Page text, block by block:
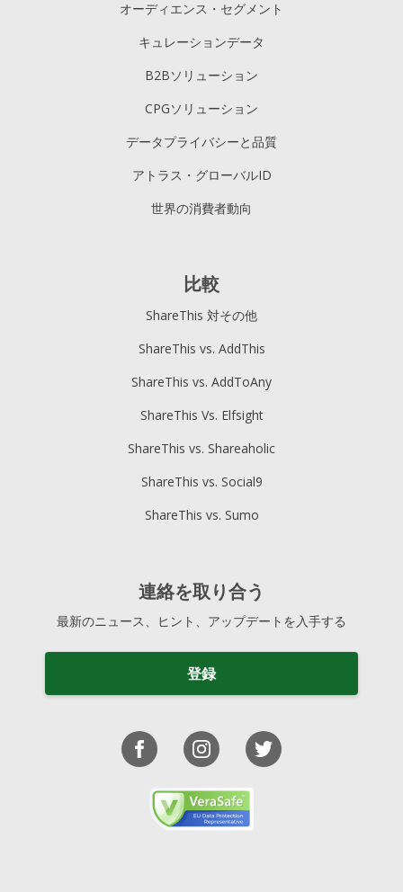
オーディエンス・セグメント
キュレーションデータ
B2Bソリューション
CPGソリューション
データプライバシーと品質
アトラス・グローバルID
世界の消費者動向
比較
ShareThis 対その他
ShareThis vs. AddThis
ShareThis vs. AddToAny
ShareThis Vs. Elfsight
ShareThis vs. Shareaholic
ShareThis vs. Social9
ShareThis vs. Sumo
連絡を取り合う
最新のニュース、ヒント、アップデートを入手する
登録